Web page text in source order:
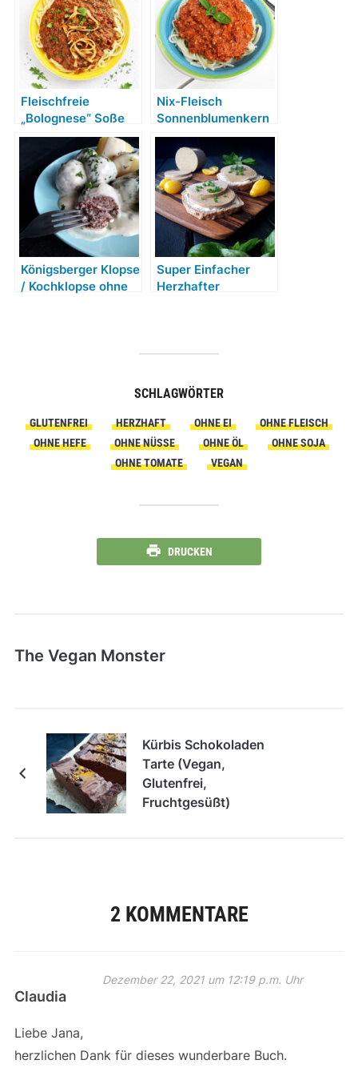
Fleischfreie
„Bolognese“ Soße
(Vegan, Glutenfrei,
Ohne Soja, Ohne
Tomate)
Nix-Fleisch
Sonnenblumenkern
Bolognese Soße
(Vegan,
Vegetarisch,
Glutenfrei, ohne
Soja, ohne Nüsse)
Königsberger Klopse
/ Kochklopse ohne
Super Einfacher
Herzhafter
SCHLAGWÖRTER
GLUTENFREI HERZHAFT OHNE EI
OHNE FLEISCH
OHNE HEFE
OHNE NÜSSE OHNE ÖL
OHNE SOJA
OHNE TOMATE
VEGAN
DRUCKEN
The Vegan Monster
Kürbis Schokoladen
Tarte (Vegan,
Glutenfrei,
Fruchtgesüßt)
2 KOMMENTARE
Claudia
Dezember 22, 2021 um 12:19 p.m. Uhr
Liebe Jana,
herzlichen Dank für dieses wunderbare Buch.